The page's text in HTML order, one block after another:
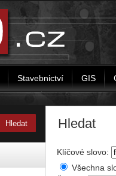
Stavebnictví GIS
Hledat
Klíčové slovo:
Všechna